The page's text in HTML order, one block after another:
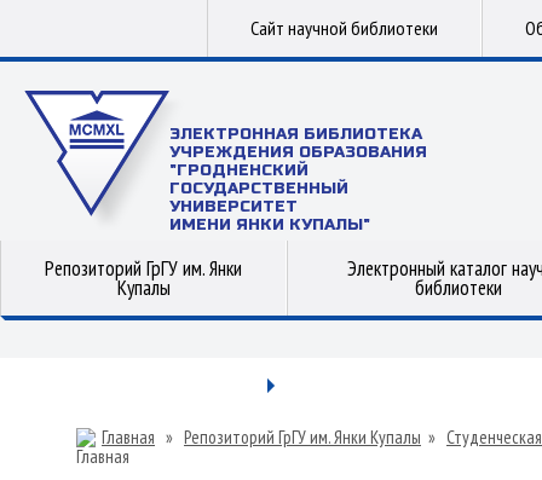
Сайт научной библиотеки
ЭЛЕКТРОННАЯ БИБЛИОТЕКА
УЧРЕЖДЕНИЯ ОБРАЗОВАНИЯ
"ГРОДНЕНСКИЙ
ГОСУДАРСТВЕННЫЙ
УНИВЕРСИТЕТ
ИМЕНИ ЯНКИ КУПАЛЫ"
Репозиторий ГрГУ им. Янки
Купалы
Электронный каталог
библиотеки
Главная » Репозиторий ГрГУ им. Янки Купалы »